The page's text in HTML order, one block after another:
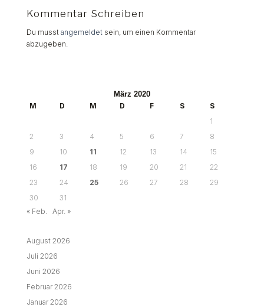
Kommentar Schreiben
Du musst angemeldetsein, um einen Kommentar
abzugeben.
März 2020
M
D M D F S
S
1
2
3 4 5 6 7
8
9
10 11 12 13 14
15
16
17 18 19 20 21
22
23
24 25 26 27 28
29
30
31
« Feb.
Apr. »
August 2026
Juli 2026
Juni 2026
Februar 2026
Januar 2026